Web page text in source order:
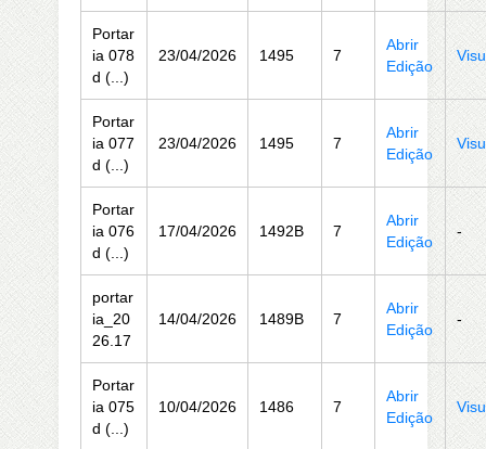
Portar
ia 078
d (...)
23/04/2026 1495 7
Abrir
Edição
Portar
ia 077
d (...)
23/04/2026 1495 7
Abrir
Edição
Portar
ia 076
d (...)
17/04/2026 1492B 7
Abrir
Edição
-
portar
ia_20
26.17
14/04/2026 1489B 7
Abrir
Edição
-
Portar
ia 075
d (...)
10/04/2026 1486 7
Abrir
Edição